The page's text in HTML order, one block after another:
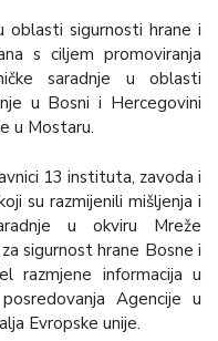
oblasti sigurnosti hrane i
s ciljem promoviranja
saradnje u oblasti
u Bosni i Hercegovini
u Mostaru.
13 instituta, zavoda i
su razmijenili mišljenja i
u okviru Mreže
sigurnost hrane Bosne i
razmjene informacija u
Agencije u
Evropske unije.